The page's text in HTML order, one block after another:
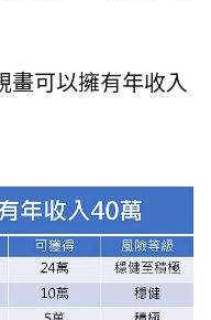
畫可以擁有年收入